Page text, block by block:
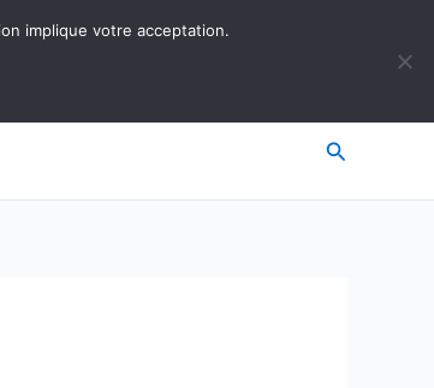
implique votre acceptation.